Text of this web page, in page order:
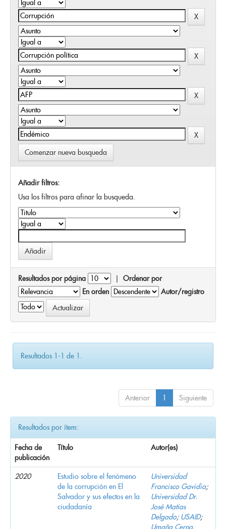
Comenzar nueva busqueda
Añadir filtros:
Usa los filtros para afinar la busqueda.
Resultados por página | Ordenar por
En orden
Autor/registro
Resultados 1-1 de 1.
Anterior 1 Siguiente
Resultados por ítem:
Fecha de
publicación
Título Autor(es)
2020
Estudio sobre el fenómeno
de la corrupción en El
Salvador y sus efectos en la
ciudadanía
Universidad
Francisco Gavidia;
Universidad Dr.
José Matías
Delgado; USAID;
Umaña Cerna,